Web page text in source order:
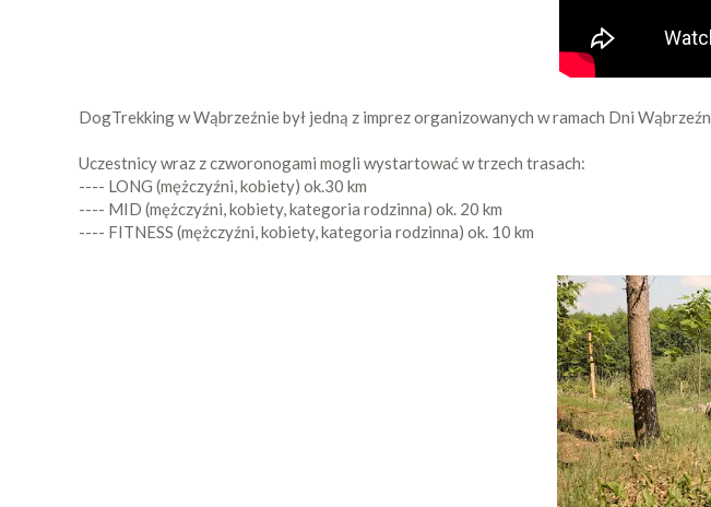
DogTrekking w Wąbrzeźnie był jedną z imprez organizowanych w ramach Dni
Uczestnicy wraz z czworonogami mogli wystartować w trzech trasach:
---- LONG (mężczyźni, kobiety) ok.30 km
---- MID (mężczyźni, kobiety, kategoria rodzinna) ok. 20 km
---- FITNESS (mężczyźni, kobiety, kategoria rodzinna) ok. 10 km